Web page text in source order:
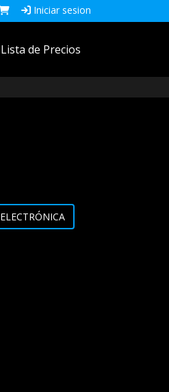
Iniciar sesion
Lista de Precios
ELECTRÓNICA